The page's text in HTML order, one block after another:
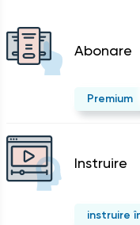
Abonare
Premium
Instruire
instruire